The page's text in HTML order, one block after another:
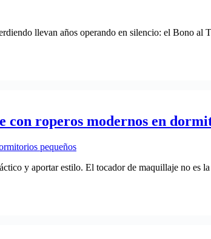
llevan años operando en silencio: el Bono
roperos modernos en
y aportar estilo. El tocador de maquillaje no es